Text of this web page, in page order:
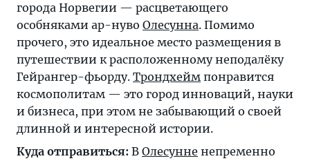
города Норвегии — расцветающего
особняками ар-нуво Олесунна. Помимо
прочего, это идеальное место размещения в
путешествии к расположенному неподалёку
Гейрангер-фьорду. Трондхейм понравится
космополитам — это город инноваций, науки
и бизнеса, при этом не забывающий о своей
длинной и интересной истории.
Куда отправиться: В Олесунне непременно